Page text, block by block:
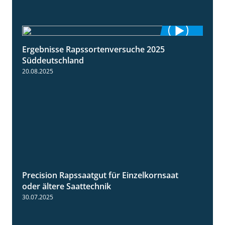
Ergebnisse Rapssortenversuche 2025
Süddeutschland
20.08.2025
2:05
Precision Rapssaatgut für Einzelkornsaat
oder ältere Saattechnik
30.07.2025